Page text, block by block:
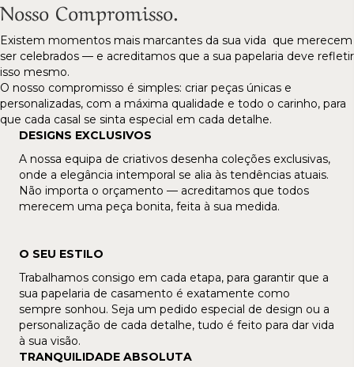
Nosso Compromisso.
Existem momentos mais marcantes da sua vida que merecem
ser celebrados — e acreditamos que a sua papelaria deve refletir
isso mesmo.
O nosso compromisso é simples: criar peças únicas e
personalizadas, com a máxima qualidade e todo o carinho, para
que cada casal se sinta especial em cada detalhe.
DESIGNS EXCLUSIVOS
A nossa equipa de criativos desenha coleções exclusivas,
onde a elegância intemporal se alia às tendências atuais.
Não importa o orçamento — acreditamos que todos
merecem uma peça bonita, feita à sua medida.
O SEU ESTILO
Trabalhamos consigo em cada etapa, para garantir que a
sua papelaria de casamento é exatamente como
sempre sonhou. Seja um pedido especial de design ou a
personalização de cada detalhe, tudo é feito para dar vida
à sua visão.
TRANQUILIDADE ABSOLUTA